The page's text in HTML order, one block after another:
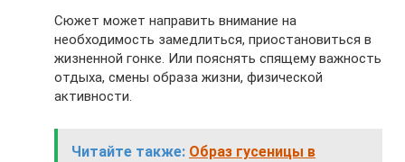
Сюжет может направить внимание на
необходимость замедлиться, приостановиться в
жизненной гонке. Или пояснять спящему важность
отдыха, смены образа жизни, физической
активности.
Читайте также: Образ гусеницы в